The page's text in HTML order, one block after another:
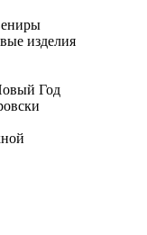
изделия
Год